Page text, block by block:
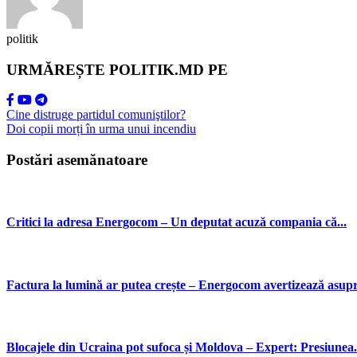
politik
URMĂREȘTE POLITIK.MD PE
Cine distruge partidul comuniştilor?
Doi copii morți în urma unui incendiu
Postări asemănatoare
Critici la adresa Energocom – Un deputat acuză compania că...
Factura la lumină ar putea crește – Energocom avertizează
Blocajele din Ucraina pot sufoca și Moldova – Expert: